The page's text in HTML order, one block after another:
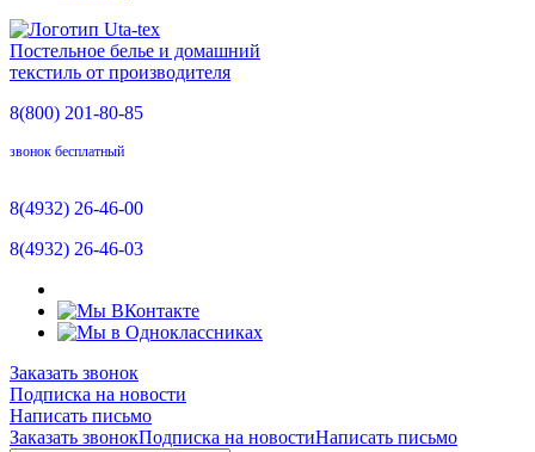
Постельное белье и домашний
текстиль от производителя
8(800) 201-80-85
звонок бесплатный
8(4932) 26-46-00
8(4932) 26-46-03
Заказать звонок
Подписка на новости
Написать письмо
Заказать звонокПодписка на новостиНаписать письмо